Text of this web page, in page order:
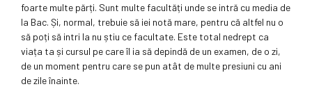
foarte multe părți. Sunt multe facultăți unde se intră cu media de
la Bac. Și, normal, trebuie să iei notă mare, pentru că altfel nu o
să poți să intri la nu știu ce facultate. Este total nedrept ca
viața ta și cursul pe care îl ia să depindă de un examen, de o zi,
de un moment pentru care se pun atât de multe presiuni cu ani
de zile înainte.